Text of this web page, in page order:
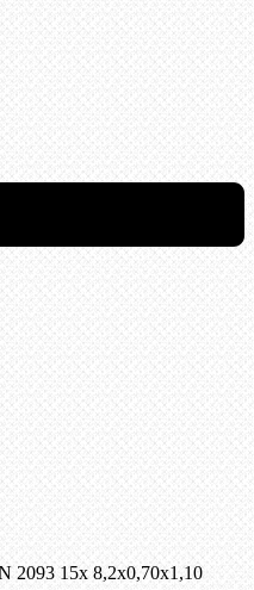
2093 15x 8,2x0,70x1,10